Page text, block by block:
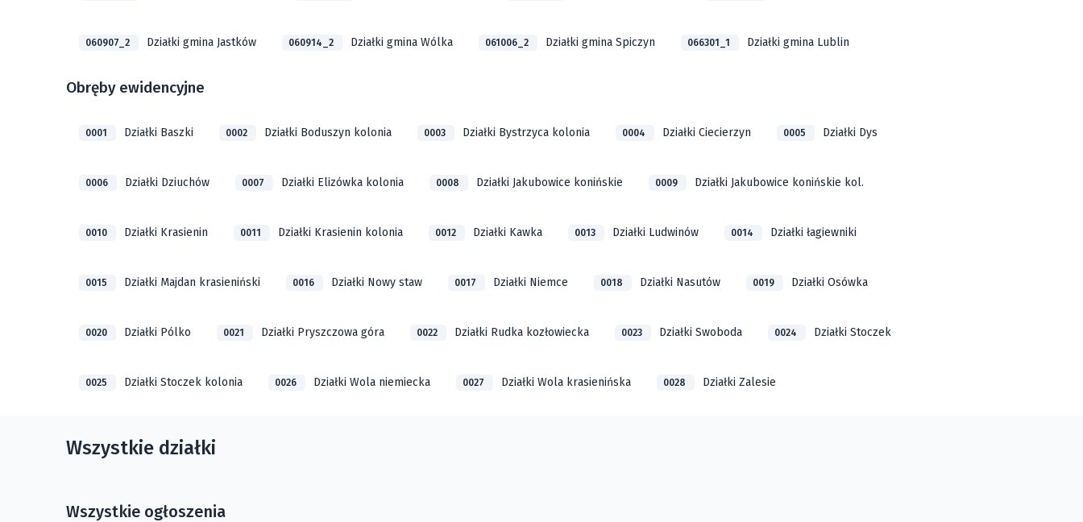
060907_2 Działki gmina Jastków 060914_2 Działki gmina Wólka 061006_2 Działki gmina Spiczyn 066301_1 Działki gmina Lublin
Obręby ewidencyjne
0001 Działki Baszki 0002 Działki Boduszyn kolonia 0003 Działki Bystrzyca kolonia 0004 Działki Ciecierzyn 0005 Działki Dys
0006 Działki Dziuchów 0007 Działki Elizówka kolonia 0008 Działki Jakubowice konińskie 0009 Działki Jakubowice konińskie kol.
0010 Działki Krasienin 0011 Działki Krasienin kolonia 0012 Działki Kawka 0013 Działki Ludwinów 0014 Działki łagiewniki
0015 Działki Majdan krasieniński 0016 Działki Nowy staw 0017 Działki Niemce 0018 Działki Nasutów 0019 Działki Osówka
0020 Działki Pólko 0021 Działki Pryszczowa góra 0022 Działki Rudka kozłowiecka 0023 Działki Swoboda 0024 Działki Stoczek
0025 Działki Stoczek kolonia 0026 Działki Wola niemiecka 0027 Działki Wola krasienińska 0028 Działki Zalesie
Wszystkie działki
Wszystkie ogłoszenia